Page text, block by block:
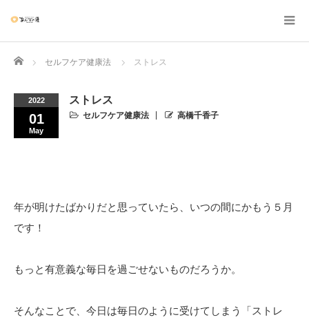
Home セルフケア健康法 ストレス
2022
01
May
ストレス
セルフケア健康法 高橋千香子
年が明けたばかりだと思っていたら、いつの間にかもう５月
です！
もっと有意義な毎日を過ごせないものだろうか。
そんなことで、今日は毎日のように受けてしまう「ストレ